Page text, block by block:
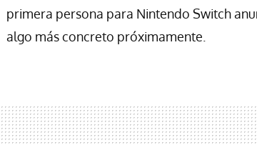
primera persona para Nintendo Switch
algo más concreto próximamente.